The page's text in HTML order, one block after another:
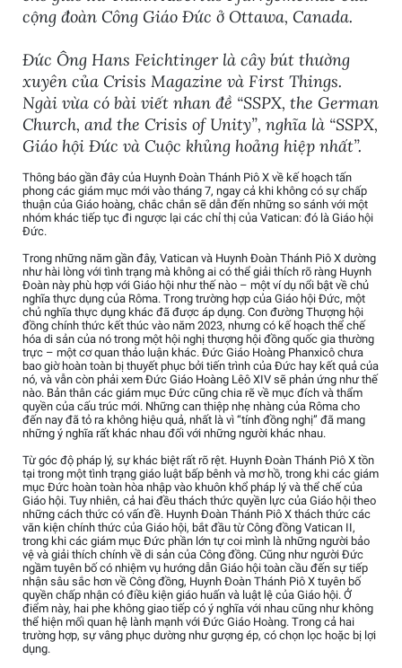
cộng đoàn Công Giáo Đức ở Ottawa, Canada.
Đức Ông Hans Feichtinger là cây bút thường
xuyên của Crisis Magazine và First Things.
Ngài vừa có bài viết nhan đề “SSPX, the German
Church, and the Crisis of Unity”, nghĩa là “SSPX,
Giáo hội Đức và Cuộc khủng hoảng hiệp nhất”.
Thông báo gần đây của Huynh Đoàn Thánh Piô X về kế hoạch tấn
phong các giám mục mới vào tháng 7, ngay cả khi không có sự chấp
thuận của Giáo hoàng, chắc chắn sẽ dẫn đến những so sánh với một
nhóm khác tiếp tục đi ngược lại các chỉ thị của Vatican: đó là Giáo hội
Đức.
Trong những năm gần đây, Vatican và Huynh Đoàn Thánh Piô X dường
như hài lòng với tình trạng mà không ai có thể giải thích rõ ràng Huynh
Đoàn này phù hợp với Giáo hội như thế nào – một ví dụ nổi bật về chủ
nghĩa thực dụng của Rôma. Trong trường hợp của Giáo hội Đức, một
chủ nghĩa thực dụng khác đã được áp dụng. Con đường Thượng hội
đồng chính thức kết thúc vào năm 2023, nhưng có kế hoạch thể chế
hóa di sản của nó trong một hội nghị thượng hội đồng quốc gia thường
trực – một cơ quan thảo luận khác. Đức Giáo Hoàng Phanxicô chưa
bao giờ hoàn toàn bị thuyết phục bởi tiến trình của Đức hay kết quả của
nó, và vẫn còn phải xem Đức Giáo Hoàng Lêô XIV sẽ phản ứng như thế
nào. Bản thân các giám mục Đức cũng chia rẽ về mục đích và thẩm
quyền của cấu trúc mới. Những can thiệp nhẹ nhàng của Rôma cho
đến nay đã tỏ ra không hiệu quả, nhất là vì “tính đồng nghị” đã mang
những ý nghĩa rất khác nhau đối với những người khác nhau.
Từ góc độ pháp lý, sự khác biệt rất rõ rệt. Huynh Đoàn Thánh Piô X tồn
tại trong một tình trạng giáo luật bấp bênh và mơ hồ, trong khi các giám
mục Đức hoàn toàn hòa nhập vào khuôn khổ pháp lý và thể chế của
Giáo hội. Tuy nhiên, cả hai đều thách thức quyền lực của Giáo hội theo
những cách thức có vấn đề. Huynh Đoàn Thánh Piô X thách thức các
văn kiện chính thức của Giáo hội, bắt đầu từ Công đồng Vatican II,
trong khi các giám mục Đức phần lớn tự coi mình là những người bảo
vệ và giải thích chính về di sản của Công đồng. Cũng như người Đức
ngầm tuyên bố có nhiệm vụ hướng dẫn Giáo hội toàn cầu đến sự tiếp
nhận sâu sắc hơn về Công đồng, Huynh Đoàn Thánh Piô X tuyên bố
quyền chấp nhận có điều kiện giáo huấn và luật lệ của Giáo hội. Ở
điểm này, hai phe không giao tiếp có ý nghĩa với nhau cũng như không
thể hiện mối quan hệ lành mạnh với Đức Giáo Hoàng. Trong cả hai
trường hợp, sự vâng phục dường như gượng ép, có chọn lọc hoặc bị lợi
dụng.